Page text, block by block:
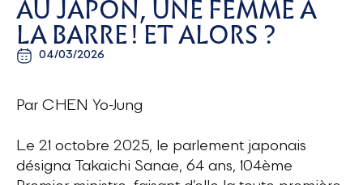
AU JAPON, UNE FEMME À
LA BARRE ! ET ALORS ?
04/03/2026
Par CHEN Yo-Jung
Le 21 octobre 2025, le parlement japonais
désigna Takaichi Sanae, 64 ans, 104ème